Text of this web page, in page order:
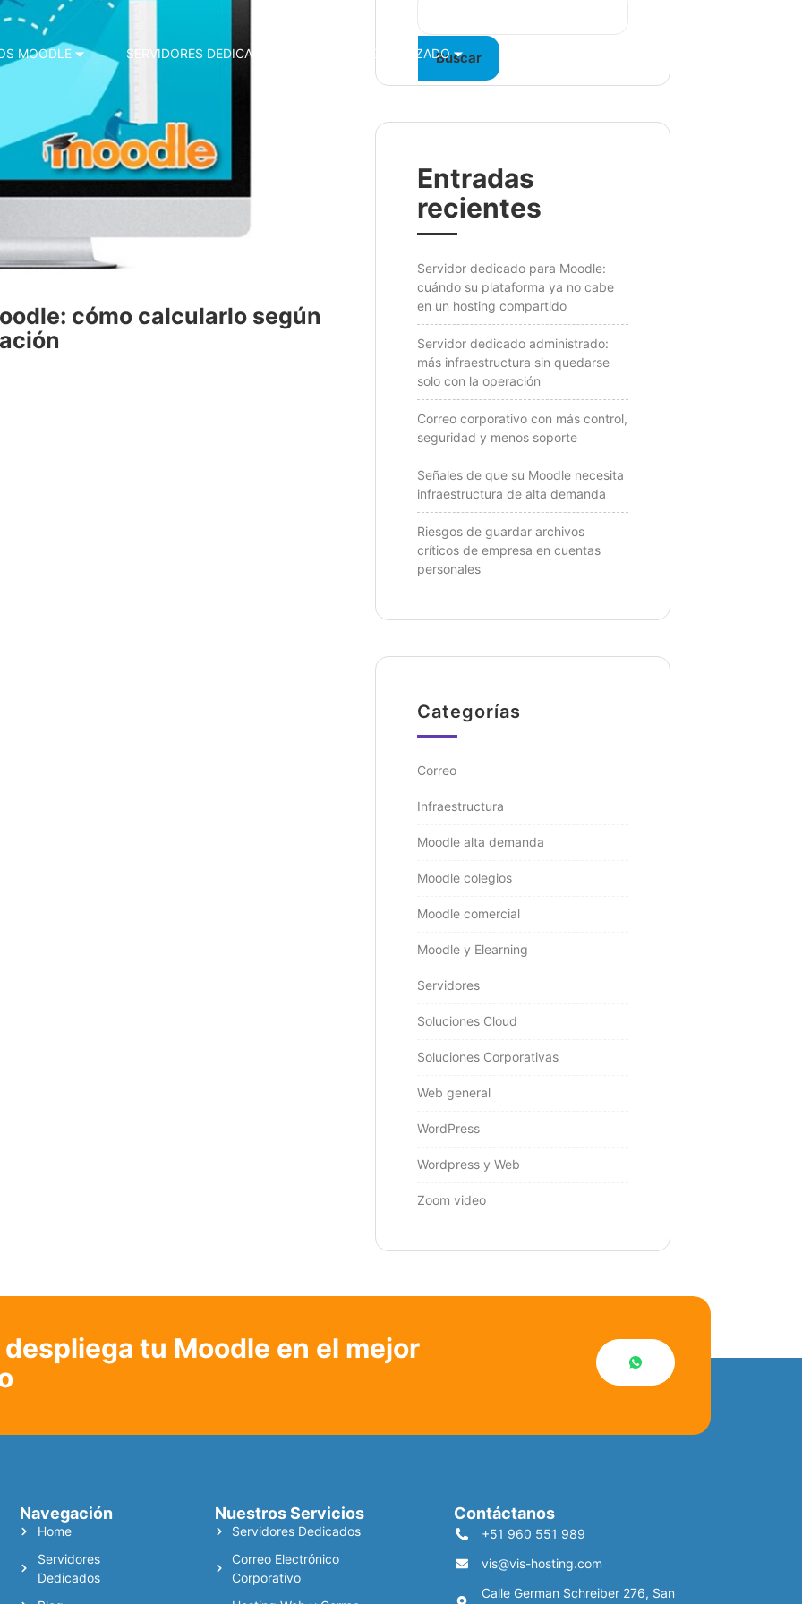
MOODLE SERVIDORES DEDICADOS HOSTING AVANZADO
cómo calcularlo según
Buscar
Entradas
recientes
Servidor dedicado para Moodle:
cuándo su plataforma ya no cabe
en un hosting compartido
Servidor dedicado administrado:
más infraestructura sin quedarse
solo con la operación
Correo corporativo con más control,
seguridad y menos soporte
Señales de que su Moodle necesita
infraestructura de alta demanda
Riesgos de guardar archivos
críticos de empresa en cuentas
personales
Categorías
Correo
Infraestructura
Moodle alta demanda
Moodle colegios
Moodle comercial
Moodle y Elearning
Servidores
Soluciones Cloud
Soluciones Corporativas
Web general
WordPress
Wordpress y Web
Zoom video
tu Moodle en el mejor
Navegación
Home
Servidores
Dedicados
Nuestros Servicios
Servidores Dedicados
Correo Electrónico
Corporativo
Contáctanos
+51 960 551 989
vis@vis-hosting.com
Calle German Schreiber 276, San